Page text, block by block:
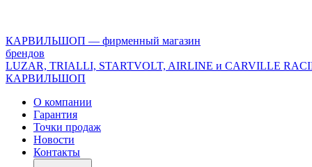
version="1.0"
encoding="utf-
8"?
>
КАРВИЛЬШОП — фирменный магазин
брендов
LUZAR, TRIALLI, STARTVOLT, AIRLINE и CARVILLE
КАРВИЛЬШОП
О компании
Гарантия
Точки продаж
Новости
Контакты